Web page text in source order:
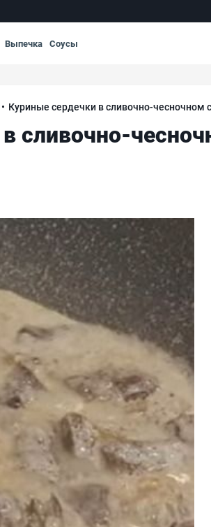
Выпечка Соусы
Куриные сердечки в сливочно-чесночном
сливочно-